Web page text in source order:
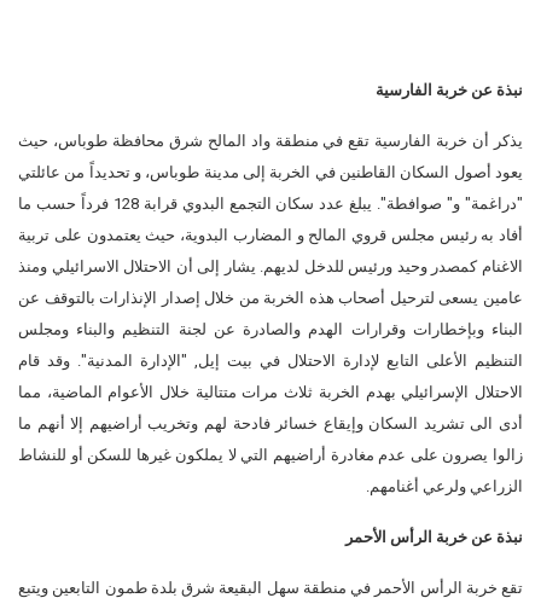
نبذة عن خربة الفارسية
يذكر أن خربة الفارسية تقع في منطقة واد المالح شرق محافظة طوباس، حيث
يعود أصول السكان القاطنين في الخربة إلى مدينة طوباس، و تحديداً من عائلتي
"دراغمة" و" صوافطة". يبلغ عدد سكان التجمع البدوي قرابة 128 فرداً حسب ما
أفاد به رئيس مجلس قروي المالح و المضارب البدوية، حيث يعتمدون على تربية
الاغنام كمصدر وحيد ورئيس للدخل لديهم. يشار إلى أن الاحتلال الاسرائيلي ومنذ
عامين يسعى لترحيل أصحاب هذه الخربة من خلال إصدار الإنذارات بالتوقف عن
البناء وبإخطارات وقرارات الهدم والصادرة عن لجنة التنظيم والبناء ومجلس
التنظيم الأعلى التابع لإدارة الاحتلال في بيت إيل, "الإدارة المدنية". وقد قام
الاحتلال الإسرائيلي بهدم الخربة ثلاث مرات متتالية خلال الأعوام الماضية، مما
أدى الى تشريد السكان وإيقاع خسائر فادحة لهم وتخريب أراضيهم إلا أنهم ما
زالوا يصرون على عدم مغادرة أراضيهم التي لا يملكون غيرها للسكن أو للنشاط
الزراعي ولرعي أغنامهم.
نبذة عن خربة الرأس الأحمر
تقع خربة الرأس الأحمر في منطقة سهل البقيعة شرق بلدة طمون التابعين ويتبع